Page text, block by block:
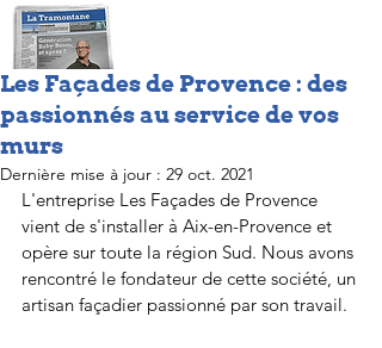
Les Façades de Provence : des
passionnés au service de vos
murs
Dernière mise à jour : 29 oct. 2021
L'entreprise Les Façades de Provence
vient de s'installer à Aix-en-Provence et
opère sur toute la région Sud. Nous avons
rencontré le fondateur de cette société, un
artisan façadier passionné par son travail.